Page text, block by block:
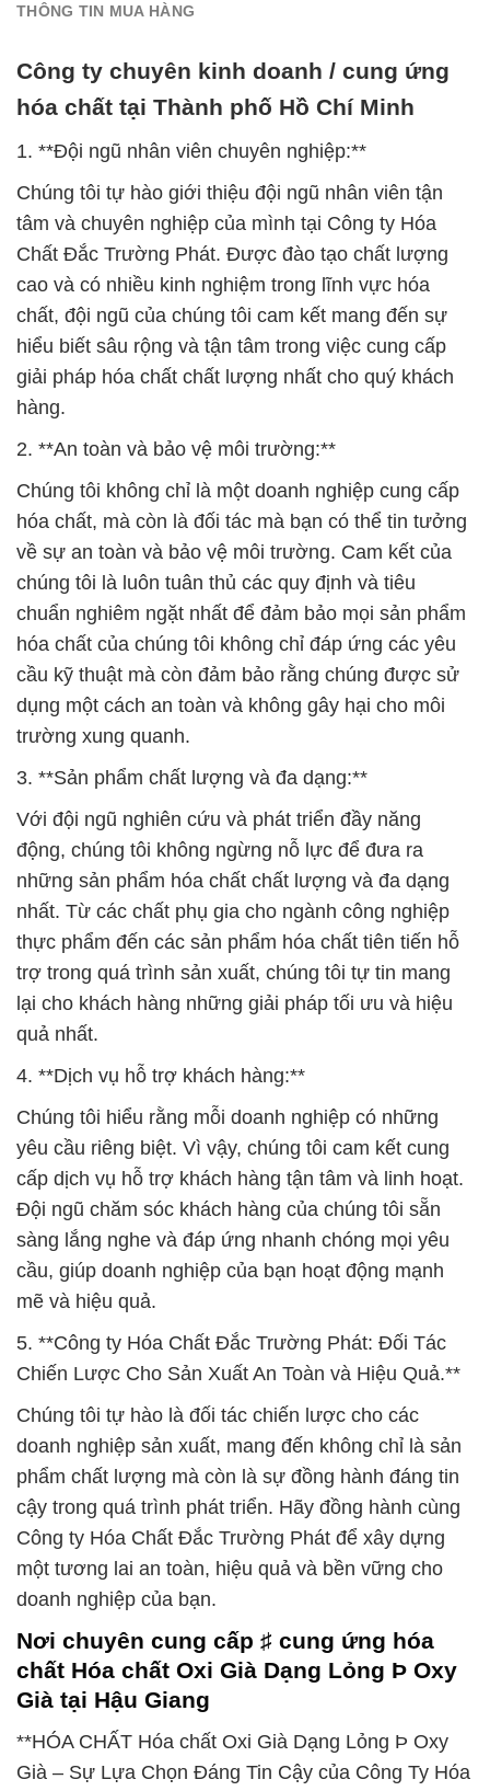
THÔNG TIN MUA HÀNG
Công ty chuyên kinh doanh / cung ứng
hóa chất tại Thành phố Hồ Chí Minh
1. **Đội ngũ nhân viên chuyên nghiệp:**
Chúng tôi tự hào giới thiệu đội ngũ nhân viên tận
tâm và chuyên nghiệp của mình tại Công ty Hóa
Chất Đắc Trường Phát. Được đào tạo chất lượng
cao và có nhiều kinh nghiệm trong lĩnh vực hóa
chất, đội ngũ của chúng tôi cam kết mang đến sự
hiểu biết sâu rộng và tận tâm trong việc cung cấp
giải pháp hóa chất chất lượng nhất cho quý khách
hàng.
2. **An toàn và bảo vệ môi trường:**
Chúng tôi không chỉ là một doanh nghiệp cung cấp
hóa chất, mà còn là đối tác mà bạn có thể tin tưởng
về sự an toàn và bảo vệ môi trường. Cam kết của
chúng tôi là luôn tuân thủ các quy định và tiêu
chuẩn nghiêm ngặt nhất để đảm bảo mọi sản phẩm
hóa chất của chúng tôi không chỉ đáp ứng các yêu
cầu kỹ thuật mà còn đảm bảo rằng chúng được sử
dụng một cách an toàn và không gây hại cho môi
trường xung quanh.
3. **Sản phẩm chất lượng và đa dạng:**
Với đội ngũ nghiên cứu và phát triển đầy năng
động, chúng tôi không ngừng nỗ lực để đưa ra
những sản phẩm hóa chất chất lượng và đa dạng
nhất. Từ các chất phụ gia cho ngành công nghiệp
thực phẩm đến các sản phẩm hóa chất tiên tiến hỗ
trợ trong quá trình sản xuất, chúng tôi tự tin mang
lại cho khách hàng những giải pháp tối ưu và hiệu
quả nhất.
4. **Dịch vụ hỗ trợ khách hàng:**
Chúng tôi hiểu rằng mỗi doanh nghiệp có những
yêu cầu riêng biệt. Vì vậy, chúng tôi cam kết cung
cấp dịch vụ hỗ trợ khách hàng tận tâm và linh hoạt.
Đội ngũ chăm sóc khách hàng của chúng tôi sẵn
sàng lắng nghe và đáp ứng nhanh chóng mọi yêu
cầu, giúp doanh nghiệp của bạn hoạt động mạnh
mẽ và hiệu quả.
5. **Công ty Hóa Chất Đắc Trường Phát: Đối Tác
Chiến Lược Cho Sản Xuất An Toàn và Hiệu Quả.**
Chúng tôi tự hào là đối tác chiến lược cho các
doanh nghiệp sản xuất, mang đến không chỉ là sản
phẩm chất lượng mà còn là sự đồng hành đáng tin
cậy trong quá trình phát triển. Hãy đồng hành cùng
Công ty Hóa Chất Đắc Trường Phát để xây dựng
một tương lai an toàn, hiệu quả và bền vững cho
doanh nghiệp của bạn.
Nơi chuyên cung cấp ♯ cung ứng hóa
chất Hóa chất Oxi Già Dạng Lỏng Þ Oxy
Già tại Hậu Giang
**HÓA CHẤT Hóa chất Oxi Già Dạng Lỏng Þ Oxy
Già – Sự Lựa Chọn Đáng Tin Cậy của Công Ty Hóa